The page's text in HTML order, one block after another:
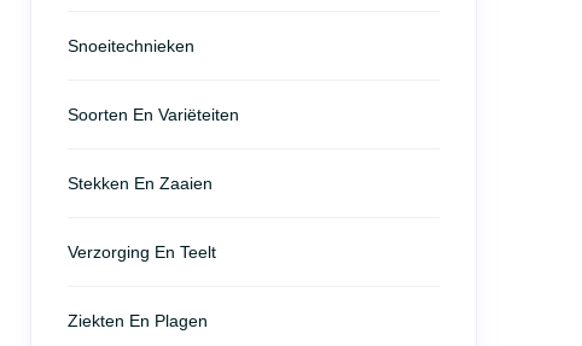
Snoeitechnieken
Soorten En Variëteiten
Stekken En Zaaien
Verzorging En Teelt
Ziekten En Plagen